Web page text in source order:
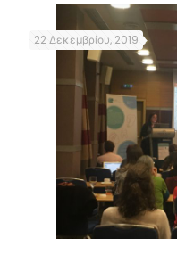
22 Δεκεμβρίου, 2019